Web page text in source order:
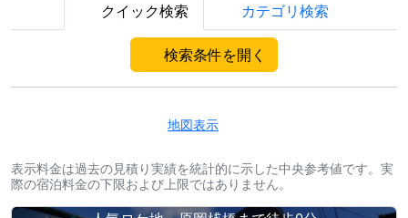
クイック検索 カテゴリ検索
検索条件を開く
地図表示
表示料金は過去の見積り実績を統計的に示した中央参考値です。実
際の宿泊料金の下限および上限ではありません。